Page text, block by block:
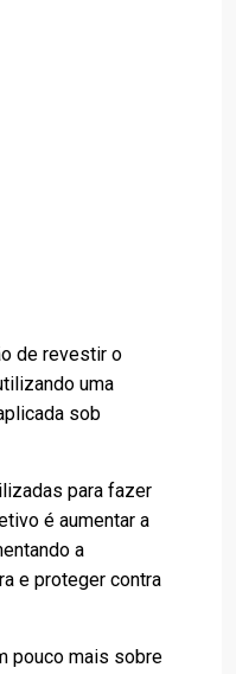
de revestir o
uma
sob
para fazer
é aumentar a
a
e proteger contra
pouco mais sobre